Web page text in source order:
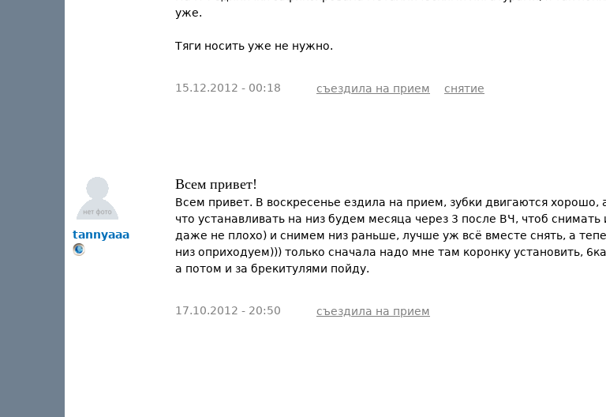
уже.
Тяги носить уже не нужно.
15.12.2012 - 00:18 съездила на прием снятие
tannyaaa
Всем привет!
Всем привет. В воскресенье ездила на прием, зубки двигаются
что устанавливать на низ будем месяца через 3 после ВЧ, чтоб
даже не плохо) и снимем низ раньше, лучше уж всё вместе снять, а
низ оприходуем))) только сначала надо мне там коронку установить,
а потом и за брекитулями пойду.
17.10.2012 - 20:50 съездила на прием